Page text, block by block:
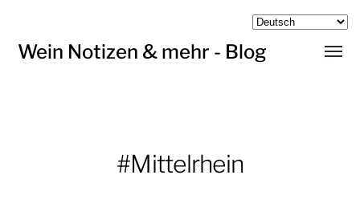
Wein Notizen & mehr - Blog
Menü
#Mittelrhein